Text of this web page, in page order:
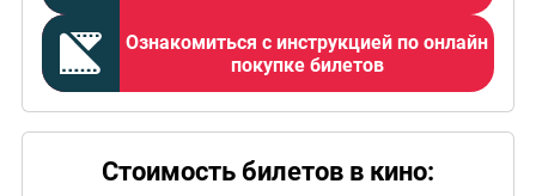
Ознакомиться с инструкцией по онлайн
покупке билетов
Стоимость билетов в кино: